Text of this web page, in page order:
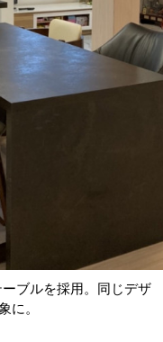
ブルを採用。同じデザ
に。